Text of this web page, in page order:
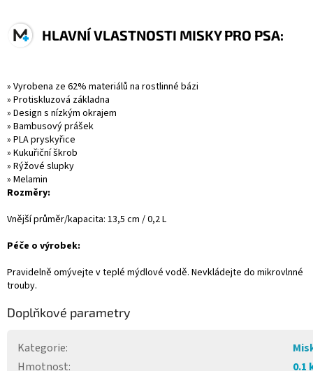
HLAVNÍ VLASTNOSTI MISKY PRO PSA:
» Vyrobena ze 62% materiálů na rostlinné bázi
» Protiskluzová základna
» Design s nízkým okrajem
» Bambusový prášek
» PLA pryskyřice
» Kukuřiční škrob
» Rýžové slupky
» Melamin
Rozměry:
Vnější průměr/kapacita: 13,5 cm / 0,2 L
Péče o výrobek:
Pravidelně omývejte v teplé mýdlové vodě. Nevkládejte do mikrovlnné
trouby.
Doplňkové parametry
Kategorie:
Hmotnost: 0.1